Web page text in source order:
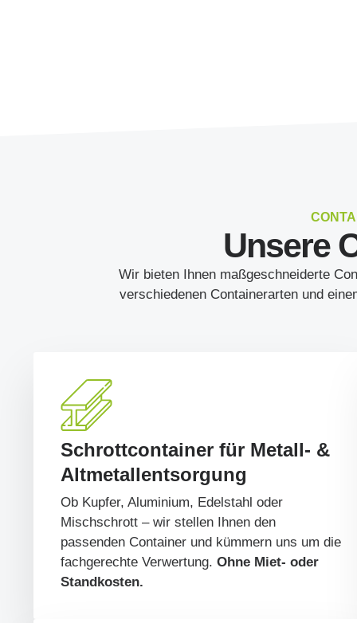
Unsere
Wir bieten Ihnen maßgeschneiderte
verschiedenen Containerarten und
Schrottcontainer für Metall- &
Altmetallentsorgung
Ob Kupfer, Aluminium, Edelstahl oder
Mischschrott – wir stellen Ihnen den
passenden Container und kümmern uns um die
fachgerechte Verwertung. Ohne Miet- oder
Standkosten.